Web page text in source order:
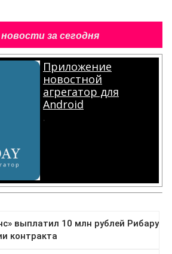
за сегодня
Приложение
новостной
агрегатор для
Android
.